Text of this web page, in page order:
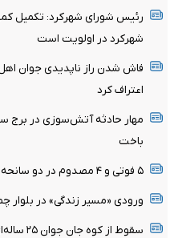
رئیس شورای شهرکرد: تکمیل
شهرکرد در اولویت است
فاش شدن راز ناپدیدی جوان
اعتراف کرد
مهار حادثه آتش‌سوزی در برج
باخت
۵ فوتی و ۴ مصدوم در دو سانحه مرگبار محورهای خرمشهر
ورودی «مسیر زندگی» در بلوار
سقوط از کوه جان جوان ۲۵ ساله‌ای را در خمینی‌شهر گرفت